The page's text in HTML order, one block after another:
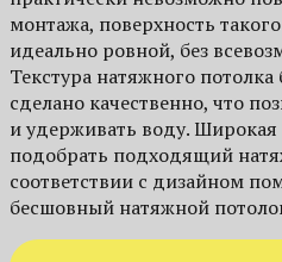
монтажа, поверхность
идеально ровной, без
Текстура натяжного
сделано качественно, что
и удерживать воду. Широкая
подобрать подходящий
соответствии с дизайном
бесшовный натяжной